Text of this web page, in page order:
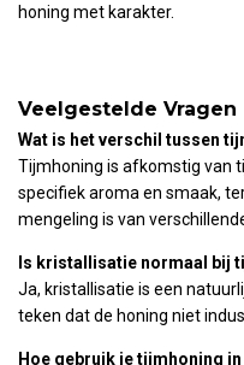
honing met karakter.
Veelgestelde Vragen
Wat is het verschil tussen
Tijmhoning is afkomstig van
specifiek aroma en smaak,
mengeling is van
Is kristallisatie normaal bij
Ja, kristallisatie is een
teken dat de honing niet
Hoe gebruik je tijmhoning in